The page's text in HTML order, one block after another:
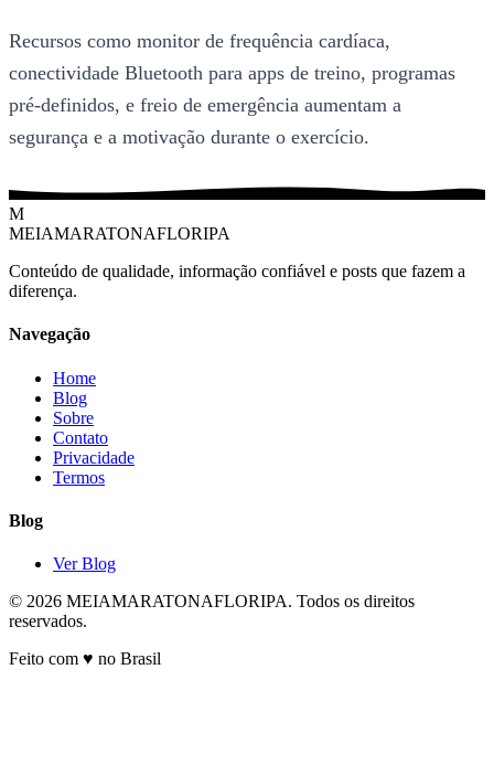
Recursos como monitor de frequência cardíaca,
conectividade Bluetooth para apps de treino, programas
pré-definidos, e freio de emergência aumentam a
segurança e a motivação durante o exercício.
M
MEIAMARATONAFLORIPA
Conteúdo de qualidade, informação confiável e posts que fazem a
diferença.
Navegação
Home
Blog
Sobre
Contato
Privacidade
Termos
Blog
Ver Blog
© 2026 MEIAMARATONAFLORIPA. Todos os direitos
reservados.
Feito com ♥ no Brasil